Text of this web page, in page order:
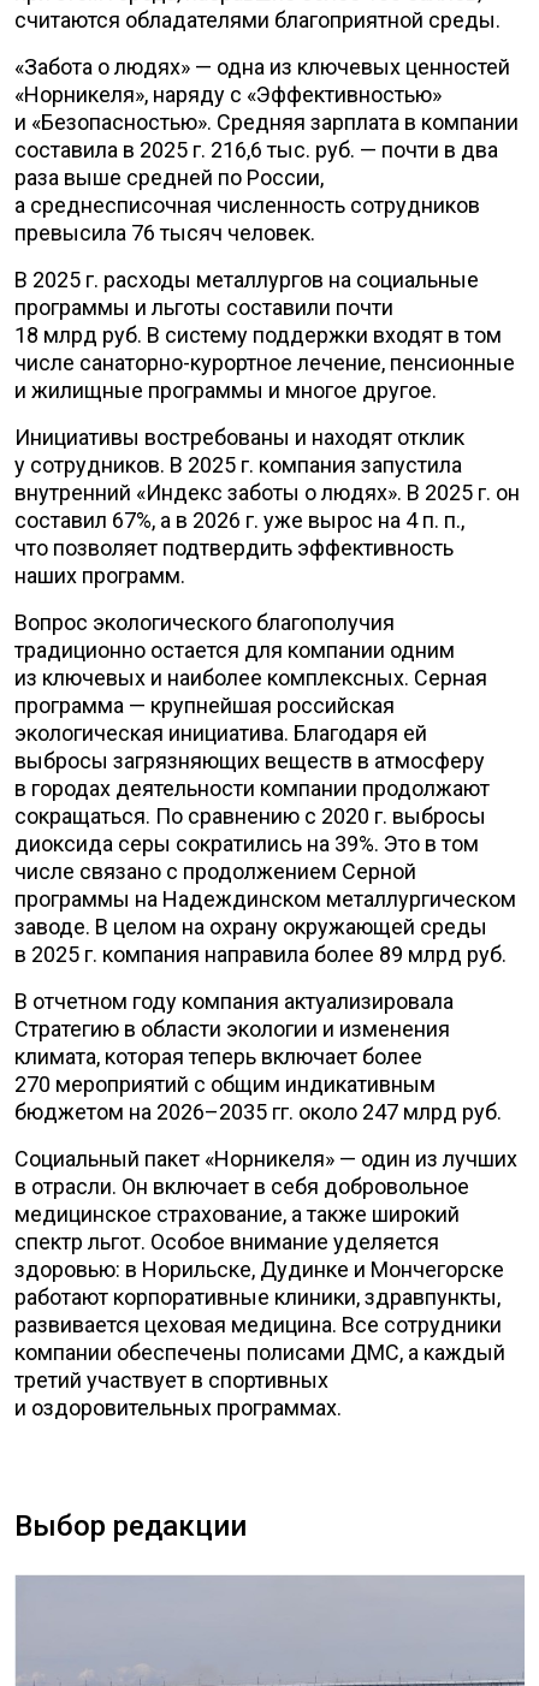
считаются обладателями благоприятной среды.
«Забота о людях» — одна из ключевых ценностей
«Норникеля», наряду с «Эффективностью»
и «Безопасностью». Средняя зарплата в компании
составила в 2025 г. 216,6 тыс. руб. — почти в два
раза выше средней по России,
а среднесписочная численность сотрудников
превысила 76 тысяч человек.
В 2025 г. расходы металлургов на социальные
программы и льготы составили почти
18 млрд руб. В систему поддержки входят в том
числе санаторно-курортное лечение, пенсионные
и жилищные программы и многое другое.
Инициативы востребованы и находят отклик
у сотрудников. В 2025 г. компания запустила
внутренний «Индекс заботы о людях». В 2025 г. он
составил 67%, а в 2026 г. уже вырос на 4 п. п.,
что позволяет подтвердить эффективность
наших программ.
Вопрос экологического благополучия
традиционно остается для компании одним
из ключевых и наиболее комплексных. Серная
программа — крупнейшая российская
экологическая инициатива. Благодаря ей
выбросы загрязняющих веществ в атмосферу
в городах деятельности компании продолжают
сокращаться. По сравнению с 2020 г. выбросы
диоксида серы сократились на 39%. Это в том
числе связано с продолжением Серной
программы на Надеждинском металлургическом
заводе. В целом на охрану окружающей среды
в 2025 г. компания направила более 89 млрд руб.
В отчетном году компания актуализировала
Стратегию в области экологии и изменения
климата, которая теперь включает более
270 мероприятий с общим индикативным
бюджетом на 2026–2035 гг. около 247 млрд руб.
Социальный пакет «Норникеля» — один из лучших
в отрасли. Он включает в себя добровольное
медицинское страхование, а также широкий
спектр льгот. Особое внимание уделяется
здоровью: в Норильске, Дудинке и Мончегорске
работают корпоративные клиники, здравпункты,
развивается цеховая медицина. Все сотрудники
компании обеспечены полисами ДМС, а каждый
третий участвует в спортивных
и оздоровительных программах.
Выбор редакции